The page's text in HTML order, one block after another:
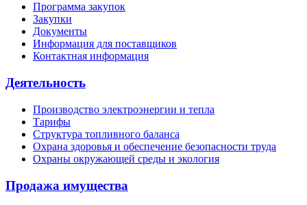
Программа закупок
Закупки
Документы
Информация для поставщиков
Контактная информация
Деятельность
Производство электроэнергии и тепла
Тарифы
Структура топливного баланса
Охрана здоровья и обеспечение безопасности труда
Охраны окружающей среды и экология
Продажа имущества